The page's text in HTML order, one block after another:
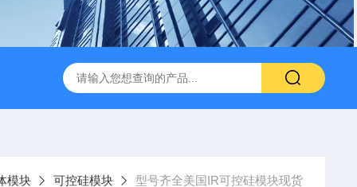
模块 可控硅模块 型号齐全美国IR可控硅模块现货